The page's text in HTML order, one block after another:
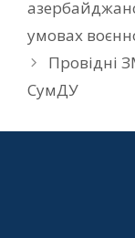
умовах
Провідні
СумДУ